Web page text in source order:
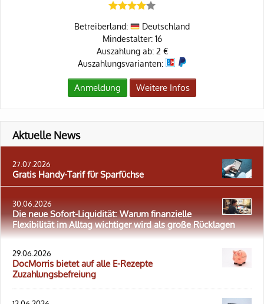
Betreiberland:
Deutschland
Mindestalter: 16
Auszahlung ab: 2 €
Auszahlungsvarianten:
Anmeldung Weitere Infos
Aktuelle News
27.07.2026
Gratis Handy-Tarif für Sparfüchse
30.06.2026
Die neue Sofort-Liquidität: Warum finanzielle
Flexibilität im Alltag wichtiger wird als große Rücklagen
29.06.2026
DocMorris bietet auf alle E-Rezepte
Zuzahlungsbefreiung